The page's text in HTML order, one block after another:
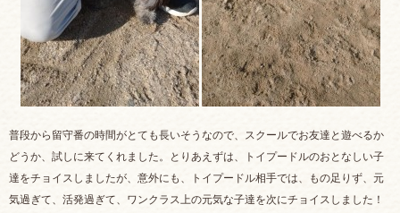
普段から留守番の時間がとても長いそうなので、スクールでお友達と遊べるか
どうか、試しに来てくれました。とりあえずは、トイプードルのおとなしい子
達をチョイスしましたが、意外にも、トイプードル相手では、もの足りず、元
気過ぎて、活発過ぎて、ワンクラス上の元気な子達を次にチョイスしました！